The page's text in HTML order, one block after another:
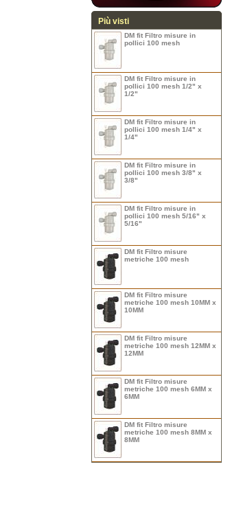
Più visti
DM fit Filtro misure in
pollici 100 mesh
DM fit Filtro misure in
pollici 100 mesh 1/2" x
1/2"
DM fit Filtro misure in
pollici 100 mesh 1/4" x
1/4"
DM fit Filtro misure in
pollici 100 mesh 3/8" x
3/8"
DM fit Filtro misure in
pollici 100 mesh 5/16" x
5/16"
DM fit Filtro misure
metriche 100 mesh
DM fit Filtro misure
metriche 100 mesh 10MM x
10MM
DM fit Filtro misure
metriche 100 mesh 12MM x
12MM
DM fit Filtro misure
metriche 100 mesh 6MM x
6MM
DM fit Filtro misure
metriche 100 mesh 8MM x
8MM